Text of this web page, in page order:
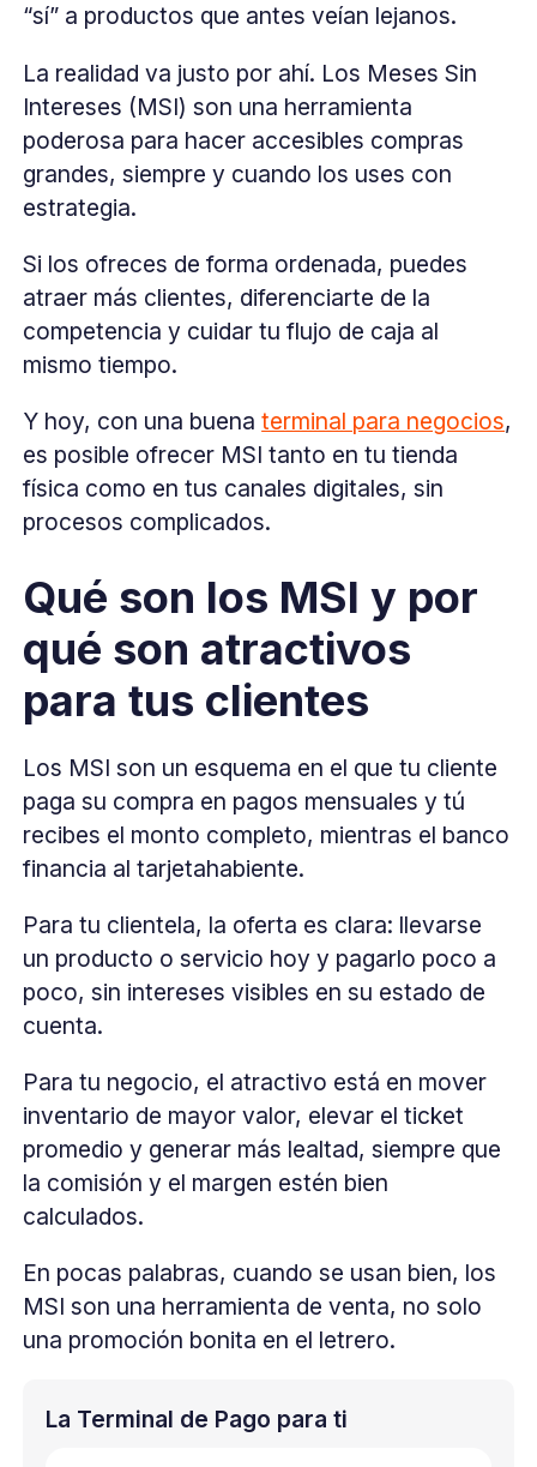
“sí” a productos que antes veían lejanos.
La realidad va justo por ahí. Los Meses Sin
Intereses (MSI) son una herramienta
poderosa para hacer accesibles compras
grandes, siempre y cuando los uses con
estrategia.
Si los ofreces de forma ordenada, puedes
atraer más clientes, diferenciarte de la
competencia y cuidar tu flujo de caja al
mismo tiempo.
Y hoy, con una buenaterminal para negocios,
es posible ofrecer MSI tanto en tu tienda
física como en tus canales digitales, sin
procesos complicados.
Qué son los MSI y por
qué son atractivos
para tus clientes
Los MSI son un esquema en el que tu cliente
paga su compra en pagos mensuales y tú
recibes el monto completo, mientras el banco
financia al tarjetahabiente.
Para tu clientela, la oferta es clara: llevarse
un producto o servicio hoy y pagarlo poco a
poco, sin intereses visibles en su estado de
cuenta.
Para tu negocio, el atractivo está en mover
inventario de mayor valor, elevar el ticket
promedio y generar más lealtad, siempre que
la comisión y el margen estén bien
calculados.
En pocas palabras, cuando se usan bien, los
MSI son una herramienta de venta, no solo
una promoción bonita en el letrero.
La Terminal de Pago para ti